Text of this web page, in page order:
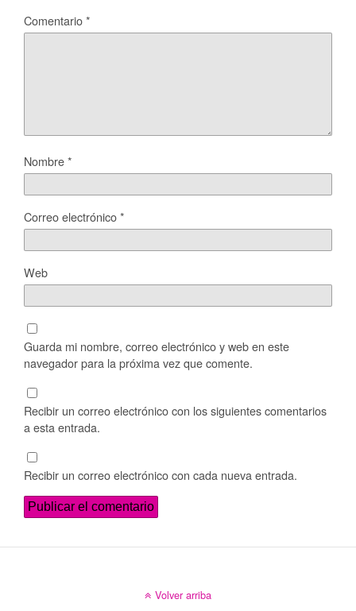
Comentario*
Nombre*
Correo electrónico*
Web
Guarda mi nombre, correo electrónico y web en este
navegador para la próxima vez que comente.
Recibir un correo electrónico con los siguientes comentarios
a esta entrada.
Recibir un correo electrónico con cada nueva entrada.
Volver arriba